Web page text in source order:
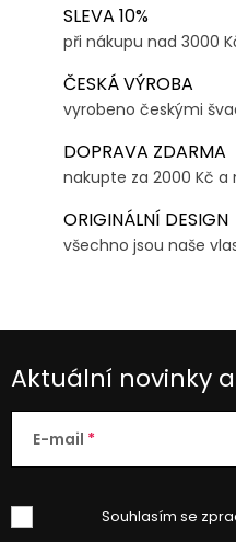
SLEVA 10%
při nákupu nad 3000
ČESKÁ VÝROBA
vyrobeno českými
DOPRAVA ZDARMA
nakupte za 2000 Kč
ORIGINÁLNÍ DESIGN
všechno jsou naše
Aktuální novinky
E-mail
Souhlasím se